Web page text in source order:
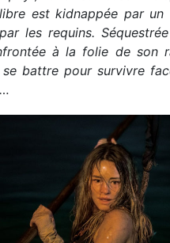
est kidnappée par un
les requins.
à la folie de son
battre pour survivre